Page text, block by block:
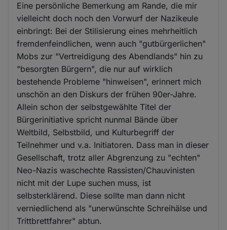
Eine persönliche Bemerkung am Rande, die mir
vielleicht doch noch den Vorwurf der Nazikeule
einbringt: Bei der Stilisierung eines mehrheitlich
fremdenfeindlichen, wenn auch "gutbürgerlichen"
Mobs zur "Vertreidigung des Abendlands" hin zu
"besorgten Bürgern", die nur auf wirklich
bestehende Probleme "hinweisen", erinnert mich
unschön an den Diskurs der frühen 90er-Jahre.
Allein schon der selbstgewählte Titel der
Bürgerinitiative spricht nunmal Bände über
Weltbild, Selbstbild, und Kulturbegriff der
Teilnehmer und v.a. Initiatoren. Dass man in dieser
Gesellschaft, trotz aller Abgrenzung zu "echten"
Neo-Nazis waschechte Rassisten/Chauvinisten
nicht mit der Lupe suchen muss, ist
selbsterklärend. Diese sollte man dann nicht
verniedlichend als "unerwünschte Schreihälse und
Trittbrettfahrer" abtun.